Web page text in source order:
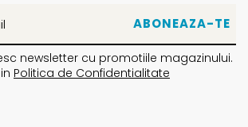
newsletter cu promotiile magazinului.
Politica de Confidentialitate